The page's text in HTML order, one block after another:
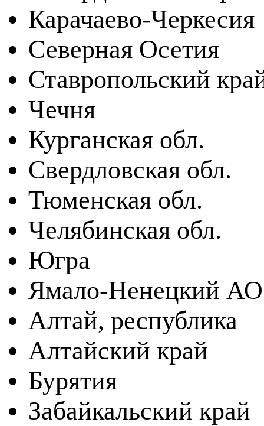
Карачаево-Черкесия
Северная Осетия
Ставропольский
Чечня
Курганская обл.
Свердловская обл.
Тюменская обл.
Челябинская обл.
Югра
Ямало-Ненецкий АО
Алтай, республика
Алтайский край
Бурятия
Забайкальский край